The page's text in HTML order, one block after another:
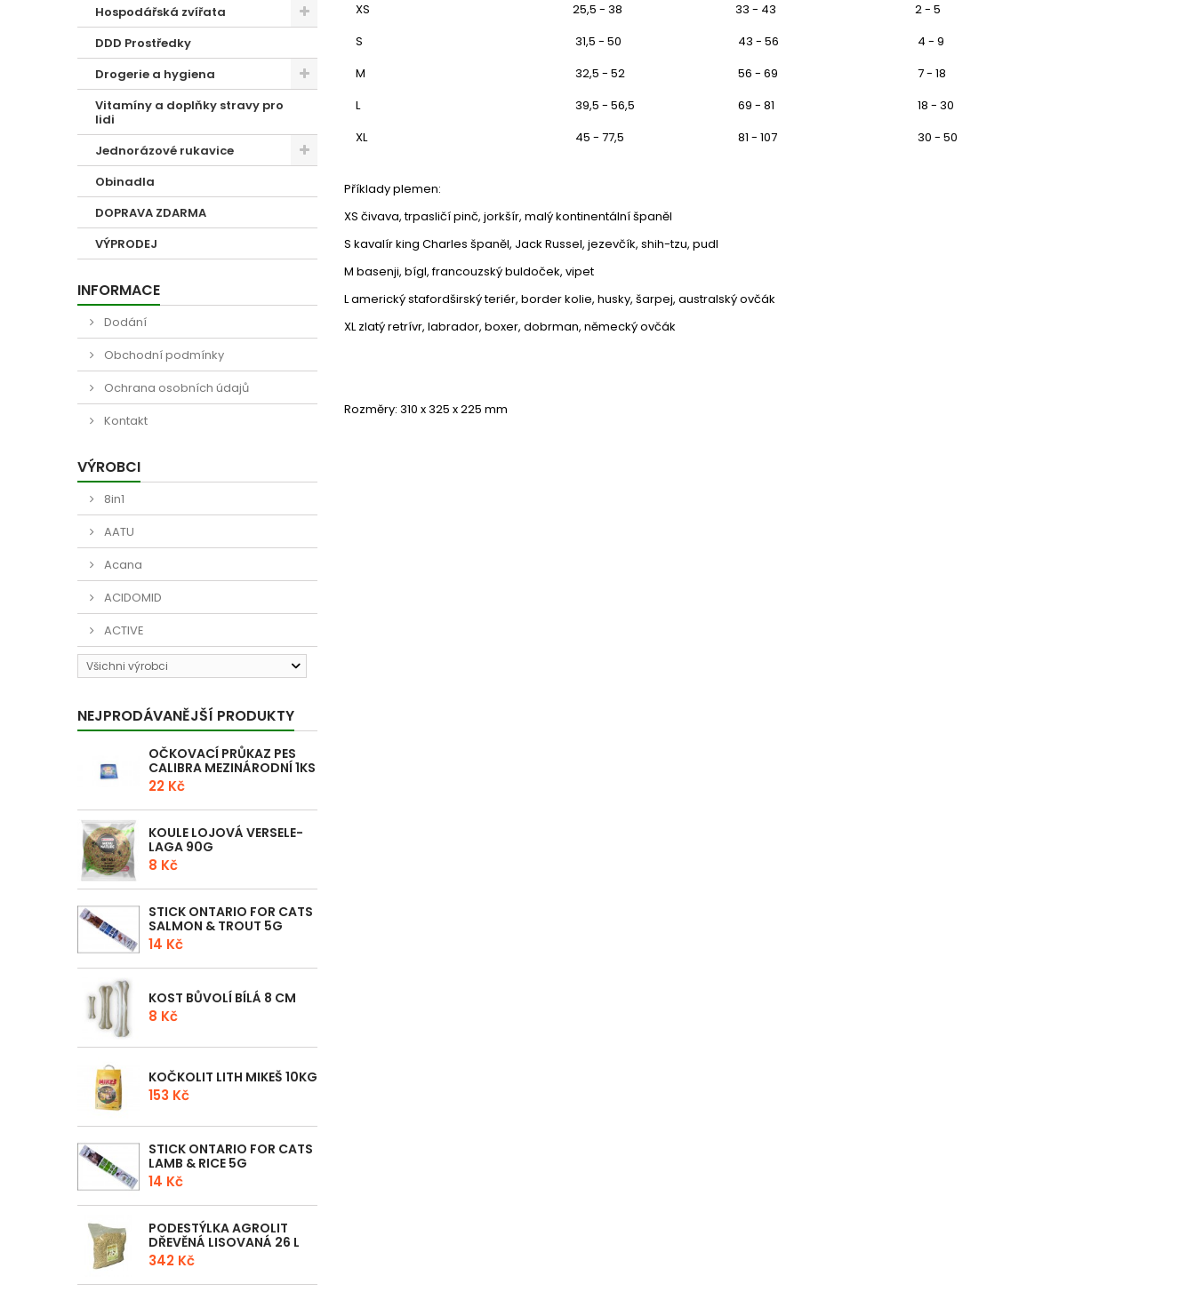
Hospodářská zvířata
DDD Prostředky
Drogerie a hygiena
Vitamíny a doplňky stravy pro
lidi
Jednorázové rukavice
Obinadla
DOPRAVA ZDARMA
VÝPRODEJ
INFORMACE
Dodání
Obchodní podmínky
Ochrana osobních údajů
Kontakt
VÝROBCI
8in1
AATU
Acana
ACIDOMID
ACTIVE
Všichni výrobci
NEJPRODÁVANĚJŠÍ PRODUKTY
OČKOVACÍ PRŮKAZ PES
CALIBRA MEZINÁRODNÍ 1KS
22 Kč
KOULE LOJOVÁ VERSELE-
LAGA 90G
8 Kč
STICK ONTARIO FOR CATS
SALMON & TROUT 5G
14 Kč
KOST BŮVOLÍ BÍLÁ 8 CM
8 Kč
KOČKOLIT LITH MIKEŠ 10KG
153 Kč
STICK ONTARIO FOR CATS
LAMB & RICE 5G
14 Kč
PODESTÝLKA AGROLIT
DŘEVĚNÁ LISOVANÁ 26 L
342 Kč
XS
25,5 - 38 33 - 43
2 - 5
S
31,5 - 50 43 - 56
4 - 9
M
32,5 - 52 56 - 69
7 - 18
L
39,5 - 56,5 69 - 81
18 - 30
XL
45 - 77,5 81 - 107 30 - 50
Příklady plemen:
XS čivava, trpasličí pinč, jorkšír, malý kontinentální španěl
S kavalír king Charles španěl, Jack Russel, jezevčík, shih-tzu, pudl
M basenji, bígl, francouzský buldoček, vipet
Lamerický stafordširský teriér, border kolie, husky, šarpej, australský ovčák
XLzlatý retrívr, labrador, boxer, dobrman, německý ovčák
Rozměry: 310 x 325 x 225 mm